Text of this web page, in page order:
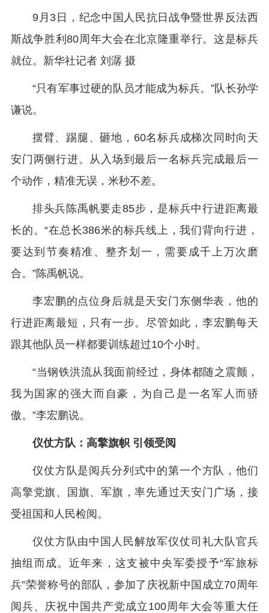
9月3日，纪念中国人民抗日战争暨世界反法西
斯战争胜利80周年大会在北京隆重举行。这是标兵
就位。新华社记者 刘潺 摄
“只有军事过硬的队员才能成为标兵。”队长孙学
谦说。
摆臂、踢腿、砸地，60名标兵成梯次同时向天
安门两侧行进。从入场到最后一名标兵完成最后一
个动作，精准无误，米秒不差。
排头兵陈禹帆要走85步，是标兵中行进距离最
长的。“在总长386米的标兵线上，我们背向行进，
要达到节奏精准、整齐划一，需要成千上万次磨
合。”陈禹帆说。
李宏鹏的点位身后就是天安门东侧华表，他的
行进距离最短，只有一步。尽管如此，李宏鹏每天
跟其他队员一样都要训练超过10个小时。
“当钢铁洪流从我面前经过，身体都随之震颤，
我为国家的强大而自豪，为自己是一名军人而骄
傲。”李宏鹏说。
仪仗方队：高擎旗帜 引领受阅
仪仗方队是阅兵分列式中的第一个方队，他们
高擎党旗、国旗、军旗，率先通过天安门广场，接
受祖国和人民检阅。
仪仗方队由中国人民解放军仪仗司礼大队官兵
抽组而成。近年来，这支被中央军委授予“军旅标
兵”荣誉称号的部队，参加了庆祝新中国成立70周年
阅兵、庆祝中国共产党成立100周年大会等重大任